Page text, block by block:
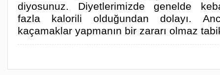
diyosunuz. Diyetlerimizde genelde
fazla kalorili olduğundan dolayı.
kaçamaklar yapmanın bir zararı olmaz